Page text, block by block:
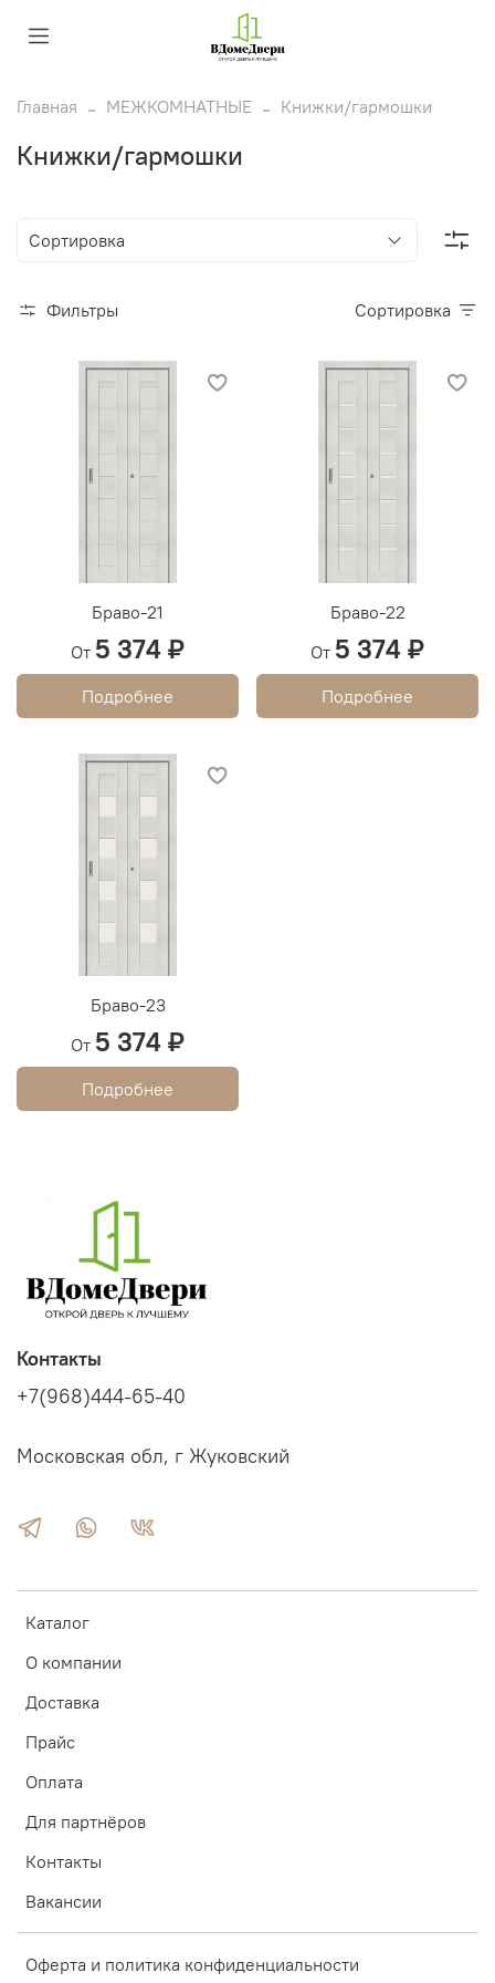
Главная МЕЖКОМНАТНЫЕ Книжки/гармошки
Книжки/гармошки
Фильтры Сортировка
Браво-21
От 5 374 ₽
Подробнее
Браво-22
От 5 374 ₽
Подробнее
Браво-23
От 5 374 ₽
Подробнее
Каталог
О компании
Доставка
Прайс
Оплата
Для партнёров
Контакты
Вакансии
Оферта и политика конфиденциальности
Контакты
+7(968)444-65-40
Московская обл, г Жуковский